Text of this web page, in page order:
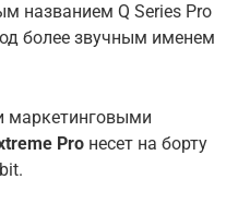
названием Q Series Pro
более звучным именем
маркетинговыми
Pro несет на борту